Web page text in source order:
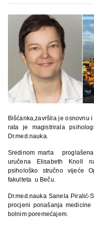
Bišćanka,završila je osnovnu
rata je magistrirala
Dr.med.nauka.
Sredinom marta
uručena Elisabeth Knoll
psihološko stručno vijeće
fakulteta u Beču.
Dr.med.nauka Sanela
procjeni ponašanja
bolnim poremećajem.